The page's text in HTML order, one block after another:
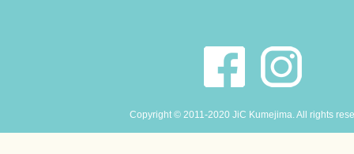
Copyright © 2011-2020 JiC Kumejima. All rights